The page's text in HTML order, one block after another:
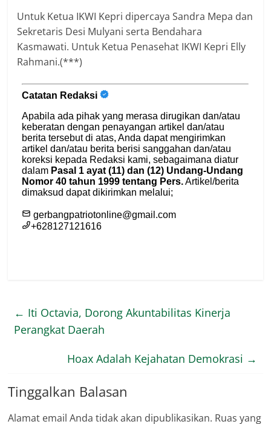
Untuk Ketua IKWI Kepri dipercaya Sandra Mepa dan
Sekretaris Desi Mulyani serta Bendahara
Kasmawati. Untuk Ketua Penasehat IKWI Kepri Elly
Rahmani.(***)
← Iti Octavia, Dorong Akuntabilitas Kinerja
Perangkat Daerah
Hoax Adalah Kejahatan Demokrasi →
Tinggalkan Balasan
Alamat email Anda tidak akan dipublikasikan. Ruas yang